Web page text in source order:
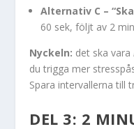
Alternativ C –
60 sek, följt av 2
Nyckeln: det ska vara
du trigga mer
Spara intervallerna till
DEL 3: 2